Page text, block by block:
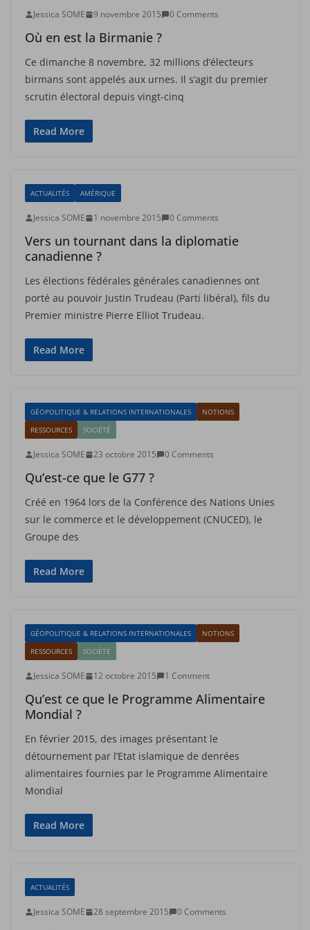
Jessica SOME 9 novembre 2015 0 Comments
Où en est la Birmanie ?
Ce dimanche 8 novembre, 32 millions d’électeurs
birmans sont appelés aux urnes. Il s’agit du premier
scrutin électoral depuis vingt-cinq
Read More
ACTUALITÉS AMÉRIQUE
Jessica SOME 1 novembre 2015 0 Comments
Vers un tournant dans la diplomatie
canadienne ?
Les élections fédérales générales canadiennes ont
porté au pouvoir Justin Trudeau (Parti libéral), fils du
Premier ministre Pierre Elliot Trudeau.
Read More
GÉOPOLITIQUE & RELATIONS INTERNATIONALES
NOTIONS
RESSOURCES
SOCIÉTÉ
Jessica SOME 23 octobre 2015 0 Comments
Qu’est-ce que le G77 ?
Créé en 1964 lors de la Conférence des Nations Unies
sur le commerce et le développement (CNUCED), le
Groupe des
Read More
GÉOPOLITIQUE & RELATIONS INTERNATIONALES
NOTIONS
RESSOURCES
SOCIÉTÉ
Jessica SOME 12 octobre 2015 1 Comment
Qu’est ce que le Programme Alimentaire
Mondial ?
En février 2015, des images présentant le
détournement par l’Etat islamique de denrées
alimentaires fournies par le Programme Alimentaire
Mondial
Read More
ACTUALITÉS
Jessica SOME 28 septembre 2015 0 Comments